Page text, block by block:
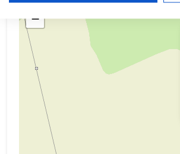
−
Erstellung von Profilen für
Verwendung von Profilen zur
Erstellung von Profilen zur
Verwendung von Profilen zur
Messung der Werbeleistung
Messung der Performance von Inhalten